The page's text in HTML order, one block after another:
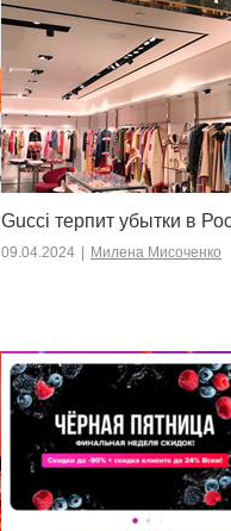
Gucci терпит убытки в
09.04.2024 Милена Мисоченко